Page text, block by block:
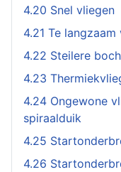
4.20 Snel vliegen
4.21 Te
4.22 Steilere
4.23
4.24 Ongewone
spiraalduik
4.25
4.26